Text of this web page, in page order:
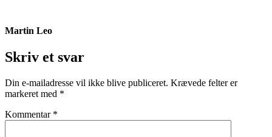
Martin Leo
Skriv et svar
Din e-mailadresse vil ikke blive publiceret. Krævede felter er
markeret med *
Kommentar *